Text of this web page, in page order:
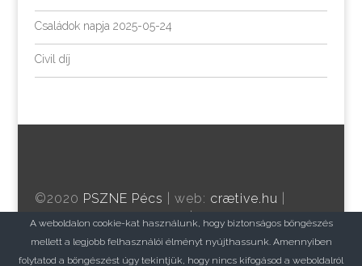
Családok napja 2025-05-24
Civil díj
©2020 PSZNE Pécs | web: crætive.hu
tárhely:
RackForest Kft. | Adatvédelem
A weboldalon cookie-kat használunk, hogy biztonságos böngészés
mellett a legjobb felhasználói élményt nyújthassunk. Amennyiben
folytatod a böngészést úgy tekintjük, hogy nincs kifogásod a weboldalról